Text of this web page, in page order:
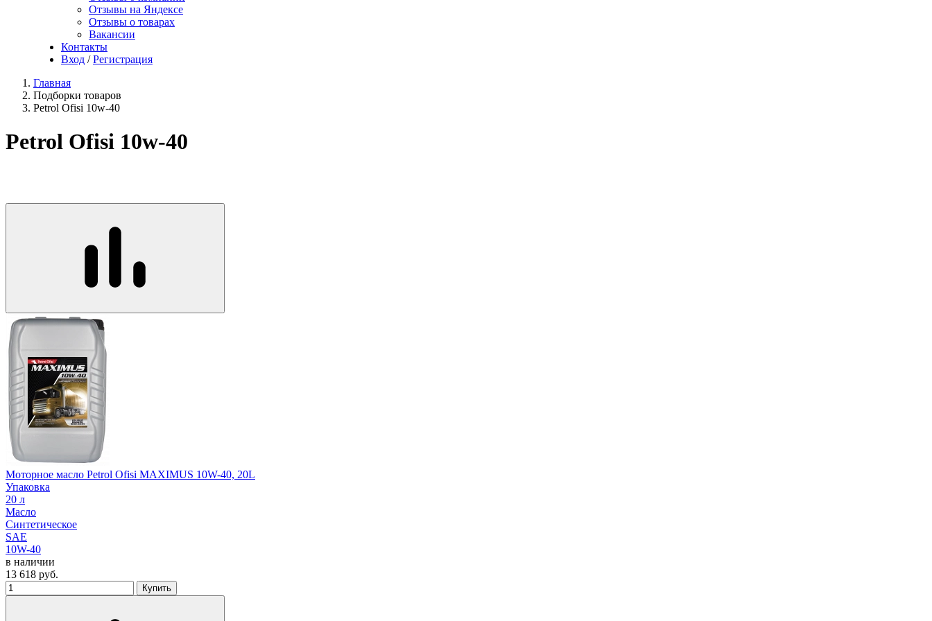
Отзывы на Яндексе
Отзывы о товарах
Вакансии
Контакты
Вход / Регистрация
Главная
Подборки товаров
Petrol Ofisi 10w-40
Petrol Ofisi 10w-40
Моторное масло Petrol Ofisi MAXIMUS 10W-40, 20L
Упаковка
20 л
Масло
Синтетическое
SAE
10W-40
в наличии
13 618 руб.
Купить